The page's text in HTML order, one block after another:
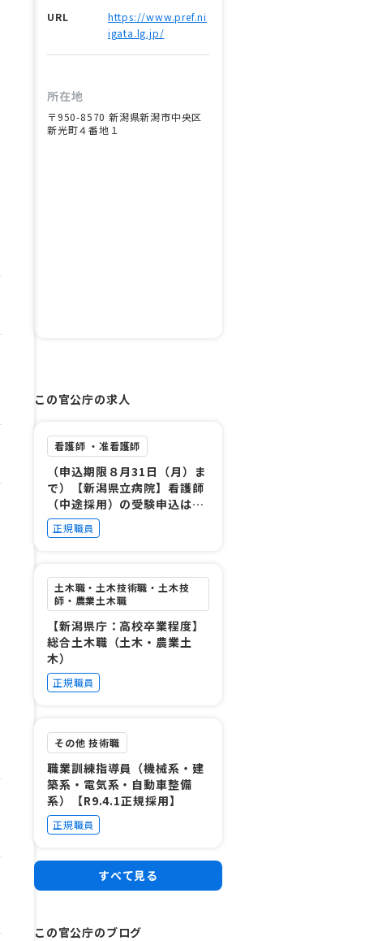
URL
https://www.pref.ni
igata.lg.jp/
所在地
〒950-8570 新潟県新潟市中央区
新光町４番地１
この官公庁の求人
看護師 ・准看護師
（申込期限８月31日（月）ま
で）【新潟県立病院】看護師
（中途採用）の受験申込はこ
ちら（R8年度中採用）
正規職員
土木職・土木技術職・土木技
師・農業土木職
【新潟県庁：高校卒業程度】
総合土木職（土木・農業土
木）
正規職員
その他 技術職
職業訓練指導員（機械系・建
築系・電気系・自動車整備
系）【R9.4.1正規採用】
正規職員
すべて見る
この官公庁のブログ